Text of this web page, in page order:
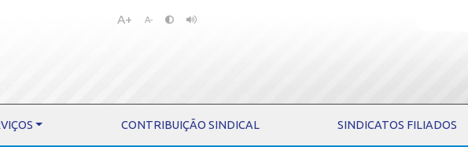
Pular
Pular
A+ A-
CONTRIBUIÇÃO SINDICAL SINDICATOS FILIADOS